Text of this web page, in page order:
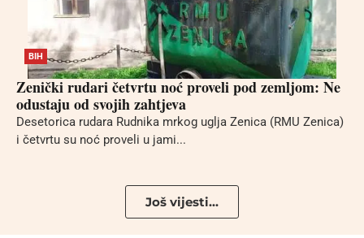
BIH
Zenički rudari četvrtu noć proveli pod zemljom: Ne
odustaju od svojih zahtjeva
Desetorica rudara Rudnika mrkog uglja Zenica (RMU Zenica)
i četvrtu su noć proveli u jami...
Još vijesti...